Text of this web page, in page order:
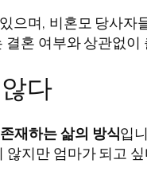
으며, 비혼모 당사
혼 여부와 상관없
다
재하는 삶의 방식입
지만 엄마가 되고